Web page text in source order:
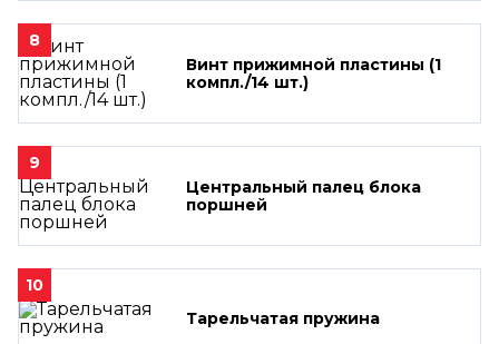
8
Винт прижимной пластины (1
компл./14 шт.)
9
Центральный палец блока
поршней
10
Тарельчатая пружина